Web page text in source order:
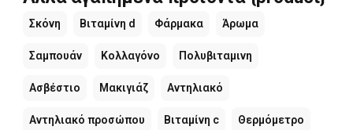
Σκόνη Βιταμίνη d Φάρμακα Άρωμα
Σαμπουάν Κολλαγόνο Πολυβιταμινη
Ασβέστιο Μακιγιάζ Αντηλιακό
Αντηλιακό προσώπου Βιταμίνη c Θερμόμετρο